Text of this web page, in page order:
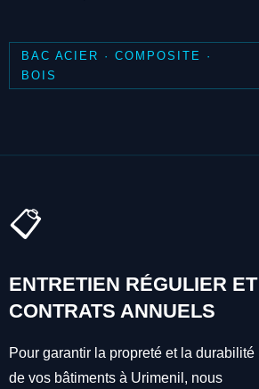
BAC ACIER · COMPOSITE ·
BOIS
📋
ENTRETIEN RÉGULIER ET
CONTRATS ANNUELS
Pour garantir la propreté et la durabilité
de vos bâtiments à Urimenil, nous